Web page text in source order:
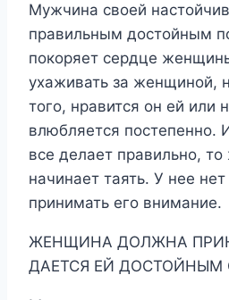
Мужчина своей
правильным достойным
покоряет сердце
ухаживать за женщиной,
того, нравится он ей или
влюбляется постепенно.
все делает правильно,
начинает таять. У нее
принимать его внимание.
ЖЕНЩИНА ДОЛЖНА
ДАЕТСЯ ЕЙ ДОСТОЙНЫМ